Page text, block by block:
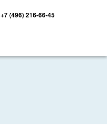
+7 (496) 216-66-45